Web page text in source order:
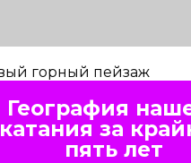
География
катания за
пять лет